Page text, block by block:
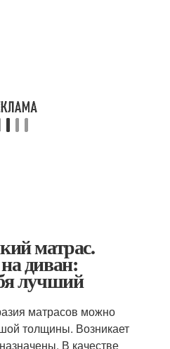
матрас.
диван:
лучший
матрасов можно
толщины. Возникает
В качестве